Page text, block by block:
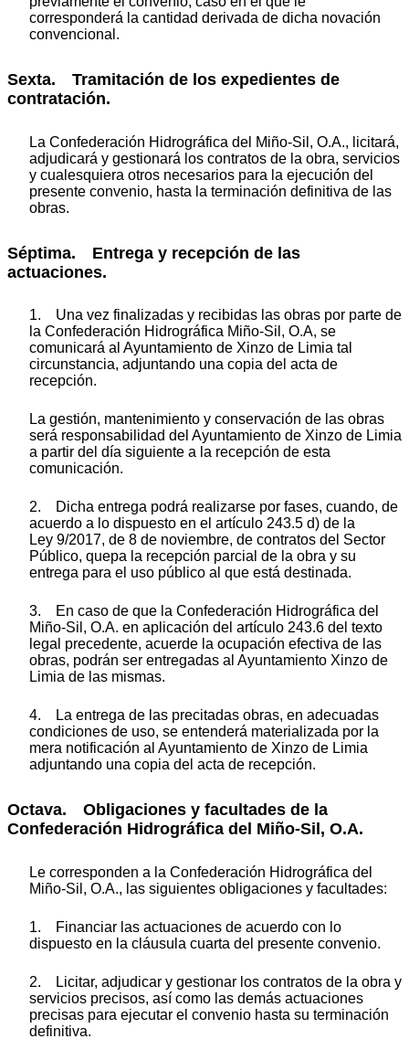
corresponderá la cantidad derivada de dicha novación
convencional.
Sexta. Tramitación de los expedientes de
contratación.
La Confederación Hidrográfica del Miño-Sil, O.A., licitará,
adjudicará y gestionará los contratos de la obra, servicios
y cualesquiera otros necesarios para la ejecución del
presente convenio, hasta la terminación definitiva de las
obras.
Séptima. Entrega y recepción de las
actuaciones.
1. Una vez finalizadas y recibidas las obras por parte de
la Confederación Hidrográfica Miño-Sil, O.A, se
comunicará al Ayuntamiento de Xinzo de Limia tal
circunstancia, adjuntando una copia del acta de
recepción.
La gestión, mantenimiento y conservación de las obras
será responsabilidad del Ayuntamiento de Xinzo de Limia
a partir del día siguiente a la recepción de esta
comunicación.
2. Dicha entrega podrá realizarse por fases, cuando, de
acuerdo a lo dispuesto en el artículo 243.5 d) de la
Ley 9/2017, de 8 de noviembre, de contratos del Sector
Público, quepa la recepción parcial de la obra y su
entrega para el uso público al que está destinada.
3. En caso de que la Confederación Hidrográfica del
Miño-Sil, O.A. en aplicación del artículo 243.6 del texto
legal precedente, acuerde la ocupación efectiva de las
obras, podrán ser entregadas al Ayuntamiento Xinzo de
Limia de las mismas.
4. La entrega de las precitadas obras, en adecuadas
condiciones de uso, se entenderá materializada por la
mera notificación al Ayuntamiento de Xinzo de Limia
adjuntando una copia del acta de recepción.
Octava. Obligaciones y facultades de la
Confederación Hidrográfica del Miño-Sil, O.A.
Le corresponden a la Confederación Hidrográfica del
Miño-Sil, O.A., las siguientes obligaciones y facultades:
1. Financiar las actuaciones de acuerdo con lo
dispuesto en la cláusula cuarta del presente convenio.
2. Licitar, adjudicar y gestionar los contratos de la obra y
servicios precisos, así como las demás actuaciones
precisas para ejecutar el convenio hasta su terminación
definitiva.